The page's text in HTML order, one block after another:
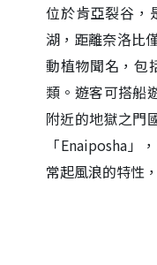
位於肯亞裂谷，
湖，距離奈洛比
動植物聞名，包
類。遊客可搭船
附近的地獄之門
「Enaiposha」
常起風浪的特性